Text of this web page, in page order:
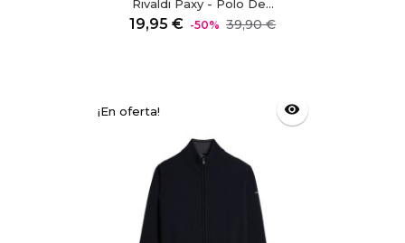
Rivaldi Paxy - Polo De...
19,95 € Precio
-50% 39,90 €Precio
¡En oferta! visibility